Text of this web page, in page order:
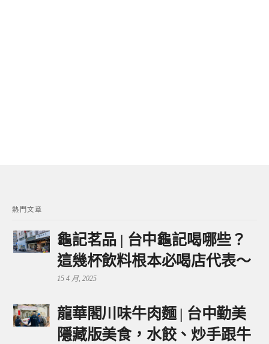
熱門文章
龜記茗品 | 台中龜記喝哪些？
這幾杯飲料根本必喝店代表～
15 4 月, 2025
龍華閣川味牛肉麵 | 台中勤美
隱藏版美食，水餃、炒手跟牛